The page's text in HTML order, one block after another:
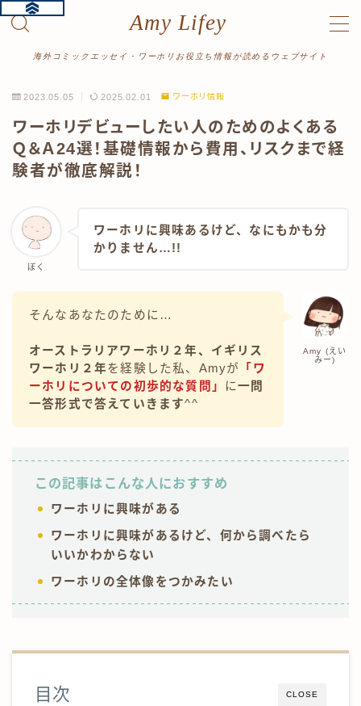
Amy Lifey
海外コミックエッセイ・ワーホリお役立ち情報が読めるウェブサイト
MENU
プロフィール
ワーホリ体験記
旅行記
記事をよむ
ワーホリ情報
お仕事のご依頼
掲載実績
お問い合わせ
2023.05.05 2025.02.01 ワーホリ情報
ワーホリデビューしたい人のためのよくある
Ｑ＆Ａ24選！基礎情報から費用、リスクまで経
験者が徹底解説！
ぼく
ワーホリに興味あるけど、なにもかも分
かりません…!!
Amy (えい
みー)
そんなあなたのために…
オーストラリアワーホリ２年、イギリス
ワーホリ２年を経験した私、Amyが
「ワ
ーホリについての初歩的な質問」 に一問
一答形式で答えていきます^^
この記事はこんな人におすすめ
ワーホリに興味がある
ワーホリに興味があるけど、何から調べたら
いいかわからない
ワーホリの全体像をつかみたい
CLOSE
目次